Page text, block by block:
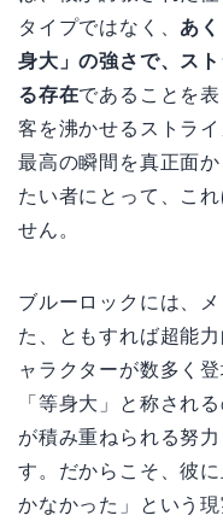
タイプではなく、 あ
身大」の強さで、ス
る存在であることを
客を沸かせるストラ
最高の瞬間を真正面
たい者にとって、こ
せん。
ブルーロックには、
た、ともすれば超能
ャラクターが数多く
「等身大」と称され
が積み重ねられる努
す。だからこそ、彼
かなかった」という